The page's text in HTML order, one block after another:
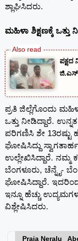
ಶ್ಲಾಘಿಸಿದರು.
ಮಹಿಳಾ ಶಿಕ್ಷಣಕ್ಕೆ
ಪಕ್ಷದ
ಜಿ.ಎಸ್
ಪ್ರತಿ ಜಿಲ್ಲೆಗೊಂದು
ಒತ್ತು ನೀಡಿದ್ದಾರೆ.
ಪರಿಗಣಿಸಿ ಶೇ 13ರಷ್ಟು
ಘೋಷಿಸಿದ್ದು
ಉಲ್ಲೇಖಿಸಿದ್ದಾರೆ. ನಮ್ಮ
ಬೆಂಗಳೂರು, ಚೆನ್ನೈ-
ಘೋಷಿಸಿದ್ದಾರೆ.
ಇನ್ನೂ ಹೆಚ್ಚು
ವಿಶ್ಲೇಷಿಸಿದರು.
Praja Neralu